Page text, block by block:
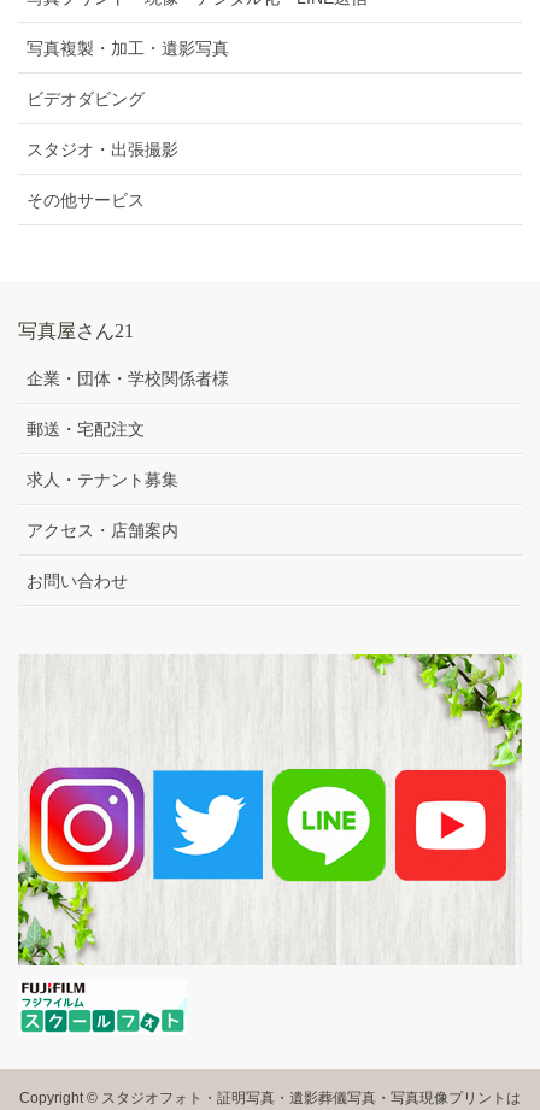
写真複製・加工・遺影写真
ビデオダビング
スタジオ・出張撮影
その他サービス
写真屋さん21
企業・団体・学校関係者様
郵送・宅配注文
求人・テナント募集
アクセス・店舗案内
お問い合わせ
Copyright © スタジオフォト・証明写真・遺影葬儀写真・写真現像プリントは